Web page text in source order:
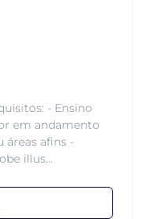
- Ensino
em andamento
áreas afins -
illus...